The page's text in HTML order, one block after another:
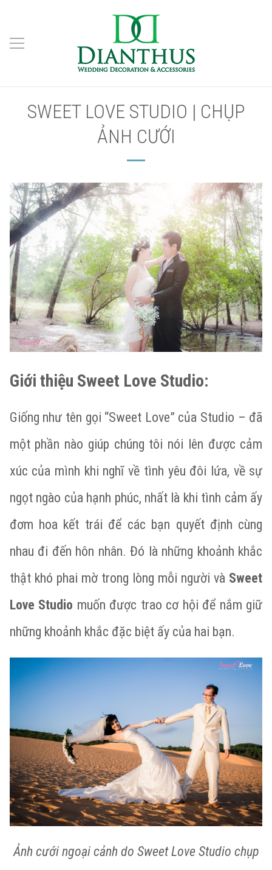
SWEET LOVE STUDIO | CHỤP
ẢNH CƯỚI
Giới thiệu Sweet Love Studio:
Giống như tên gọi “Sweet Love” của Studio – đã
một phần nào giúp chúng tôi nói lên được cảm
xúc của mình khi nghĩ về tình yêu đôi lứa, về sự
ngọt ngào của hạnh phúc, nhất là khi tình cảm ấy
đơm hoa kết trái để các bạn quyết định cùng
nhau đi đến hôn nhân. Đó là những khoảnh khắc
thật khó phai mờ trong lòng mỗi người và Sweet
Love Studio muốn được trao cơ hội để nắm giữ
những khoảnh khắc đặc biệt ấy của hai bạn.
Ảnh cưới ngoại cảnh do Sweet Love Studio chụp